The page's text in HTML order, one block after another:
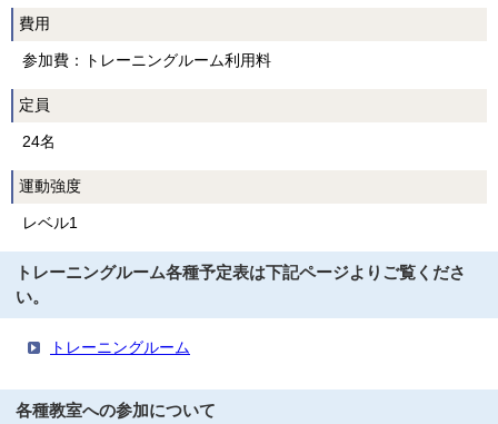
費用
参加費：トレーニングルーム利用料
定員
24名
運動強度
レベル1
トレーニングルーム各種予定表は下記ページよりご覧くださ
い。
トレーニングルーム
各種教室への参加について